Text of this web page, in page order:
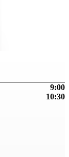
9:00
10:30